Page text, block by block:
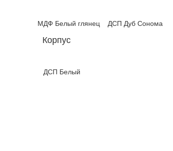
МДФ Белый глянец ДСП Дуб Сонома
Корпус
ДСП Белый